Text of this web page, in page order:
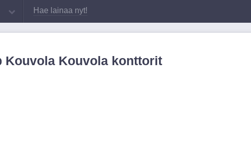
Hae lainaa nyt!
Kouvola Kouvola konttorit